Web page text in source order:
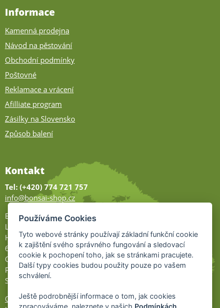
Informace
Kamenná prodejna
Návod na pěstování
Obchodní podmínky
Poštovné
Reklamace a vrácení
Afilliate program
Zásilky na Slovensko
Způsob balení
Kontakt
Tel: (+420) 774 721 757
info@bonsai-shop.cz
Bonsai-shop
Legionářů 2
Hodonín
695 01
Otevřeno:
Po-Pá 9-17
So 9-11:30
Ochrana osobních údajů
Používáme Cookies
Tyto webové stránky používají základní funkční cookie
k zajištění svého správného fungování a sledovací
cookie k pochopení toho, jak se stránkami pracujete.
Další typy cookies budou použity pouze po vašem
schválení.
Ještě podrobnější informace o tom, jak cookies